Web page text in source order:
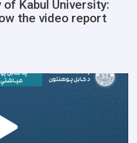
Kabul University:
the video report